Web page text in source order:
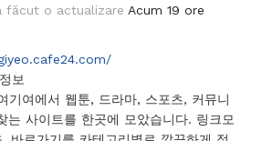
făcut o actualizare Acum 19 ore
보
기여에서 웹툰, 드라마, 스포츠, 커뮤니
는 사이트를 한곳에 모았습니다. 링크모